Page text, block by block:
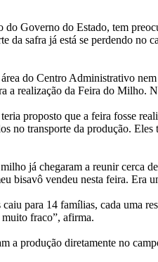
Governo do Estado, tem
safra já está se perdendo
do Centro Administrativo
realização da Feira do Milho.
proposto que a feira fosse
no transporte da produção.
já chegaram a reunir cerca
bisavô vendeu nesta feira. Era
para 14 famílias, cada uma
fraco”, afirma.
a produção diretamente no